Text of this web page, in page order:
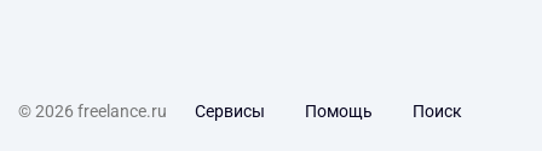
© 2026 freelance.ru Сервисы Помощь Поиск